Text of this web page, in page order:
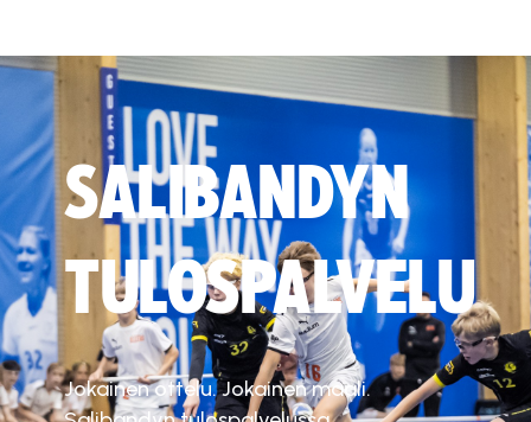
SALIBANDYN
TULOSPALVELU
Jokainen ottelu. Jokainen maali.